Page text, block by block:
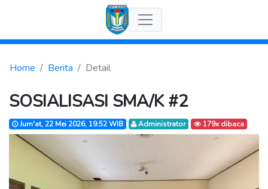
Home Berita Detail
SOSIALISASI SMA/K #2
Jum'at, 22 Mei 2026, 19:52 WIB Administrator 179x dibaca